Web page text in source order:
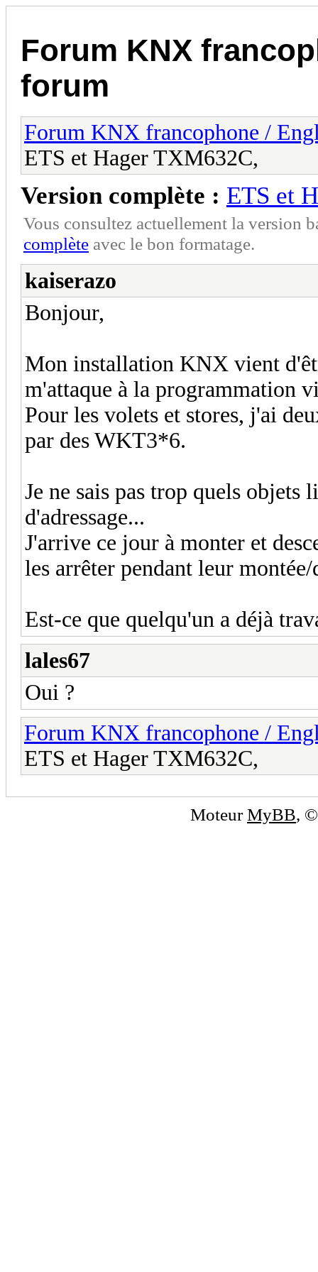
Forum KNX
forum
Forum KNX francophone /
ETS et Hager TXM632C,
Version complète : ETS et
Vous consultez actuellement la version
complète avec le bon formatage.
kaiserazo
Bonjour,
Mon installation KNX vient
m'attaque à la programmation
Pour les volets et stores, j'ai
par des WKT3*6.
Je ne sais pas trop quels objets
d'adressage...
J'arrive ce jour à monter et
les arrêter pendant leur
Est-ce que quelqu'un a déjà
lales67
Oui ?
Forum KNX francophone /
ETS et Hager TXM632C,
MoteurMyBB,